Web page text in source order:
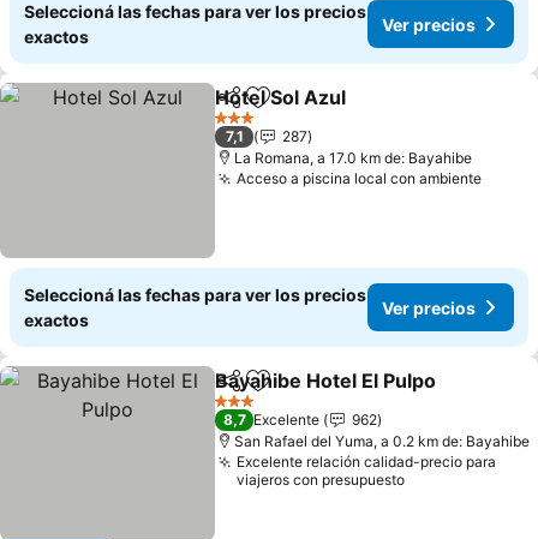
Seleccioná las fechas para ver los precios
exactos
Ver precios
CompartirAñadir a favoritos
Hotel Sol Azul
3 Estrellas
7,1
287
La Romana, a 17.0 km de: Bayahibe
Acceso a piscina local con ambienteVer
Seleccioná las fechas para ver los precios
exactos
Ver precios
CompartirAñadir a favoritos
Bayahibe Hotel El Pulpo
3 Estrellas
8,7 Excelente
962
San Rafael del Yuma, a 0.2 km de: Bayahibe
Excelente relación calidad-precio para
viajeros con presupuesto